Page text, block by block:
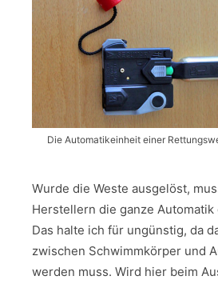
Die Automatikeinheit einer
Wurde die Weste ausgelöst,
Herstellern die ganze
Das halte ich für ungünstig, da
zwischen Schwimmkörper und
werden muss. Wird hier beim